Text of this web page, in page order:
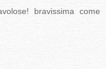
bravissima come